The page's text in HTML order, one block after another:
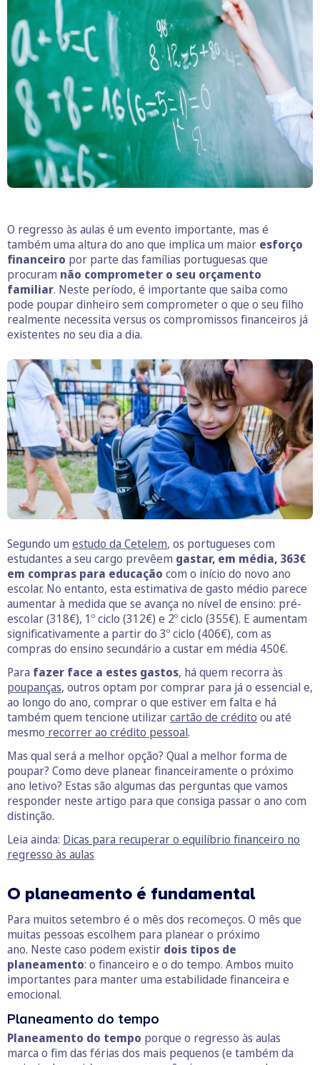
O regresso às aulas é um evento importante, mas é
também uma altura do ano que implica um maior esforço
financeiro por parte das famílias portuguesas que
procuram não comprometer o seu orçamento
familiar. Neste período, é importante que saiba como
pode poupar dinheiro sem comprometer o que o seu filho
realmente necessita versus os compromissos financeiros já
existentes no seu dia a dia.
Segundo um estudo da Cetelem, os portugueses com
estudantes a seu cargo prevêem gastar, em média, 363€
em compras para educação com o início do novo ano
escolar. No entanto, esta estimativa de gasto médio parece
aumentar à medida que se avança no nível de ensino: pré-
escolar (318€), 1º ciclo (312€) e 2º ciclo (355€). E aumentam
significativamente a partir do 3º ciclo (406€), com as
compras do ensino secundário a custar em média 450€.
Para fazer face a estes gastos, há quem recorra às
poupanças, outros optam por comprar para já o essencial e,
ao longo do ano, comprar o que estiver em falta e há
também quem tencione utilizarcartão de crédito ou até
mesmo recorrer ao crédito pessoal.
Mas qual será a melhor opção? Qual a melhor forma de
poupar? Como deve planear financeiramente o próximo
ano letivo? Estas são algumas das perguntas que vamos
responder neste artigo para que consiga passar o ano com
distinção.
Leia ainda: Dicas para recuperar o equilíbrio financeiro no
regresso às aulas
O planeamento é fundamental
Para muitos setembro é o mês dos recomeços. O mês que
muitas pessoas escolhem para planear o próximo
ano. Neste caso podem existir dois tipos de
planeamento: o financeiro e o do tempo. Ambos muito
importantes para manter uma estabilidade financeira e
emocional.
Planeamento do tempo
Planeamento do tempo porque o regresso às aulas
marca o fim das férias dos mais pequenos (e também da